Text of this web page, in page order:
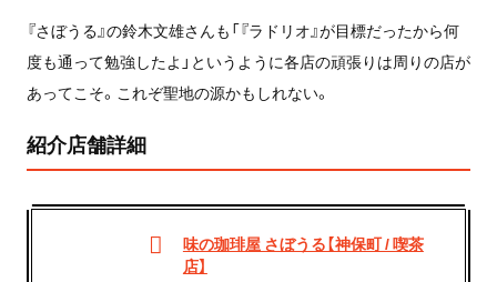
『さぼうる』の鈴木文雄さんも「『ラドリオ』が目標だったから何
度も通って勉強したよ」というように各店の頑張りは周りの店が
あってこそ。これぞ聖地の源かもしれない。
紹介店舗詳細
味の珈琲屋 さぼうる【神保町 / 喫茶
店】